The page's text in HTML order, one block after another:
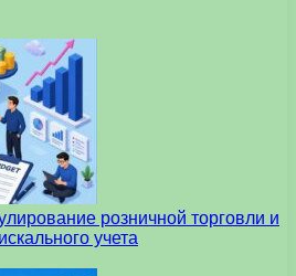
розничной торговли и
учета